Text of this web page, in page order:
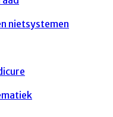
nietsystemen